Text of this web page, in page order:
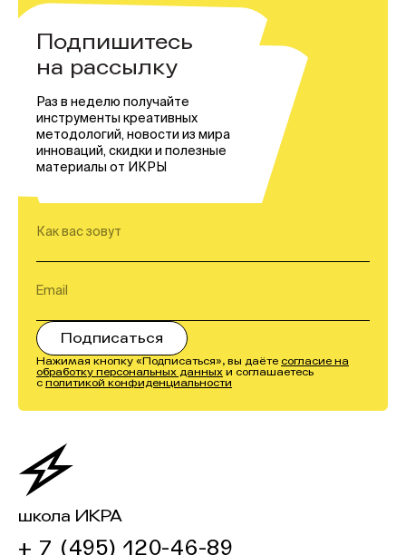
Подпишитесь
на рассылку
Раз в неделю получайте
инструменты креативных
методологий, новости из мира
инноваций, скидки и полезные
материалы от ИКРЫ
Нажимая кнопку «Подписаться», вы даёте согласие на
обработку персональных данных и соглашаетесь
с политикой конфиденциальности
школа ИКРА
+ 7 (495) 120-46-89